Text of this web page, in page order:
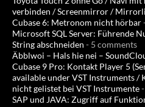
verbinden / Screenmirror /
Cubase 6: Metronom nicht hörbar
Microsoft SQL Server: Führende
String abschneiden - 5 comments
Äbblwoi – Hals hie nei –
Cubase 9 Pro: Kontakt Player 5
available under VST Instruments /
nicht gelistet bei VST Instrumente
SAP und JAVA: Zugriff auf